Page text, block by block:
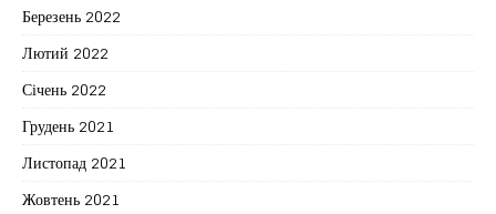
Березень 2022
Лютий 2022
Січень 2022
Грудень 2021
Листопад 2021
Жовтень 2021